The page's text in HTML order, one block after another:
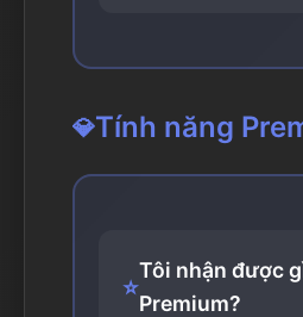
💎Tính năng
⭐
Tôi nhận được
Premium?